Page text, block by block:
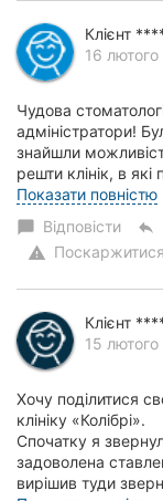
Клієнт
16
Чудова
адміністратори!
знайшли
решти клінік, в
знайшли віконце
Показати повністю
chat_bubble Відповісти reply
warning Поскаржитися
Клієнт
15
Хочу поділитися
клініку «Колібрі».
Спочатку я
задоволена
вирішив туди